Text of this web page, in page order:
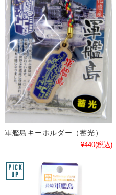
軍艦島キーホルダー（蓄光）
¥440(税込)